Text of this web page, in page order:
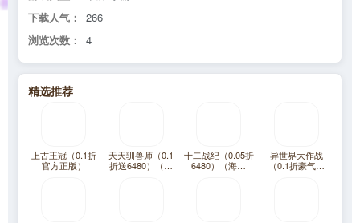
下载人气：
266
浏览次数：
4
精选推荐
上古王冠（0.1折
官方正版）
天天驯兽师（0.1
折送6480）（宝
十二战纪（0.05折
6480）（海贼
异世界大作战
（0.1折豪气千